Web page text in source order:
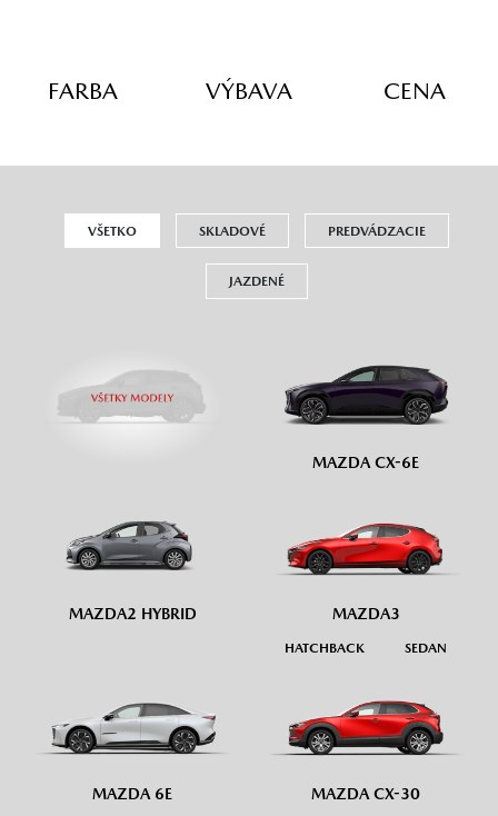
FARBA VÝBAVA CENA
VŠETKO SKLADOVÉ PREDVÁDZACIE
JAZDENÉ
MAZDA CX-6E
MAZDA2 HYBRID MAZDA3
HATCHBACK SEDAN
MAZDA 6E MAZDA CX-30